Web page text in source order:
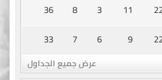
11
3
8
36
9
6
7
33
عرض جميع الجداول